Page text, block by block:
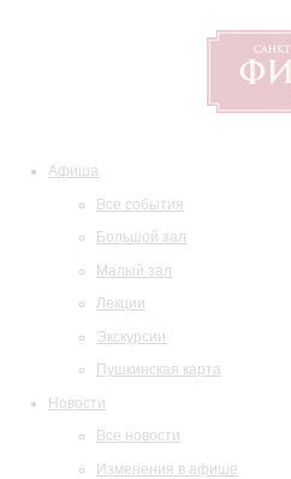
Афиша
Все события
Большой зал
Малый зал
Лекции
Экскурсии
Пушкинская карта
Новости
Все новости
Изменения в афише